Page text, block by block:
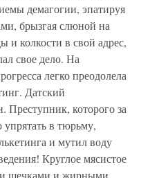
демагогии, эпатируя
брызгая слюной на
и колкости в свой адрес,
свое дело. На
легко преодолела
Датский
которого за
в тюрьму,
и мутил воду
Круглое мясистое
щечками и жирными